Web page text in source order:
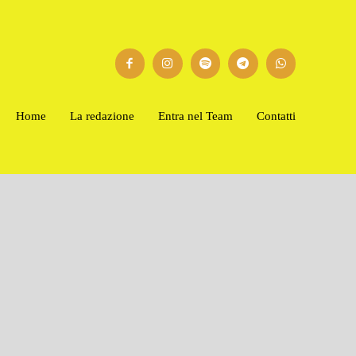
Home La redazione Entra nel Team Contatti